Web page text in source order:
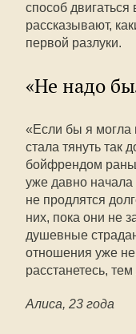
способ
рассказывают,
первой разлуки.
«Не надо
«Если бы я могла
стала тянуть так
бойфрендом
уже давно
не продлятся
них, пока они не
душевные
отношения уже
расстанетесь,
Алиса, 23 года